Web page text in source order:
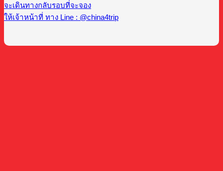
จะเดินทางกลับรอบที่จะจอง
ให้เจ้าหน้าที่ ทาง Line : @china4trip